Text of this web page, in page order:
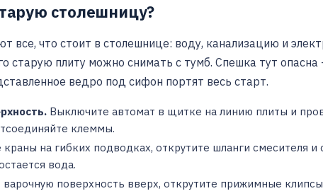
столешницу?
все, что стоит в столешнице: воду, канализацию и
старую плиту можно снимать с тумб. Спешка тут
ведро под сифон портят весь старт.
Выключите автомат в щитке на линию плиты и
клеммы.
краны на гибких подводках, открутите шланги смесителя
вода.
варочную поверхность вверх, открутите прижимные